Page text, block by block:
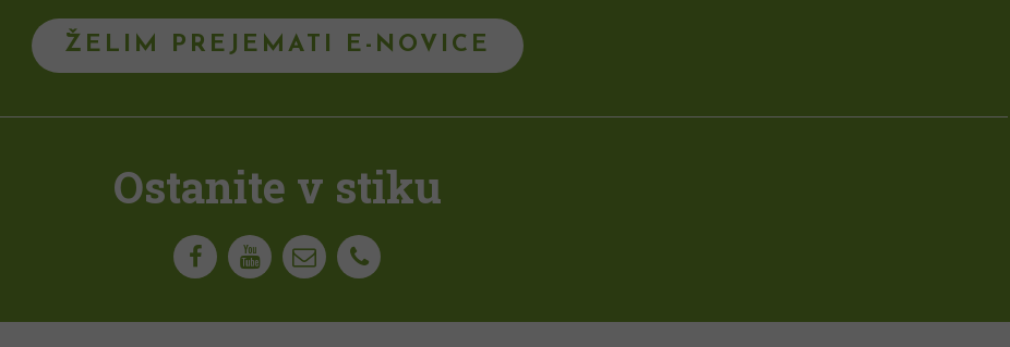
ŽELIM PREJEMATI E-NOVICE
Ostanite v stiku